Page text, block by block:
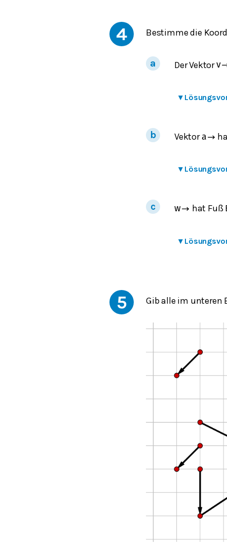
4 Bestimme die
Der Vektorv
▾
Vektora→
▾
w→ hat Fuß
▾
5 Gib alle im unteren